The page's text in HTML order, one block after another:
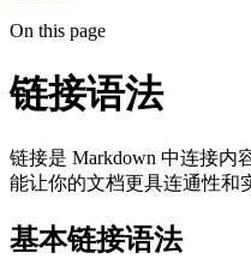
On this page
链接语法
链接是 Markdown 中连接内
能让你的文档更具连通性和
基本链接语法